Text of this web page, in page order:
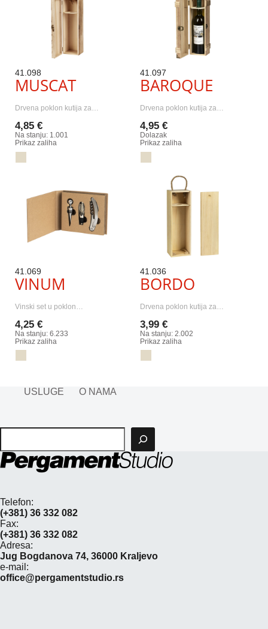
41.098
MUSCAT
Drvena poklon kutija za…
4,85 €
Na stanju: 1.001
Prikaz zaliha
41.097
BAROQUE
Drvena poklon kutija za…
4,95 €
Dolazak
Prikaz zaliha
41.069
VINUM
Vinski set u poklon…
4,25 €
Na stanju: 6.233
Prikaz zaliha
41.036
BORDO
Drvena poklon kutija za…
3,99 €
Na stanju: 2.002
Prikaz zaliha
USLUGE O NAMA
Pretraga
Telefon:
(+381) 36 332 082
Fax:
(+381) 36 332 082
Adresa:
Jug Bogdanova 74, 36000 Kraljevo
e-mail:
office@pergamentstudio.rs